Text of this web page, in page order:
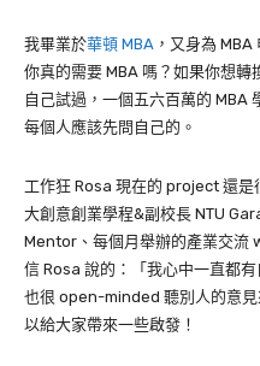
我畢業於華頓 MBA ，又身為
你真的需要 MBA 嗎？如果你想
自己試過，一個五六百萬的 MBA
每個人應該先問自己的。
工作狂 Rosa 現在的 project 還
大創意創業學程&副校長 NTU
Mentor、每個月舉辦的產業交流
信 Rosa 說的：「我心中一直都
也很 open-minded 聽別人的意
以給大家帶來一些啟發！